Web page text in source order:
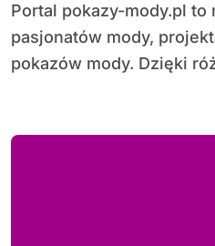
Portal pokazy-mody.pl to miejsce, które łączy
pasjonatów mody,
pokazów mody. Dzięki